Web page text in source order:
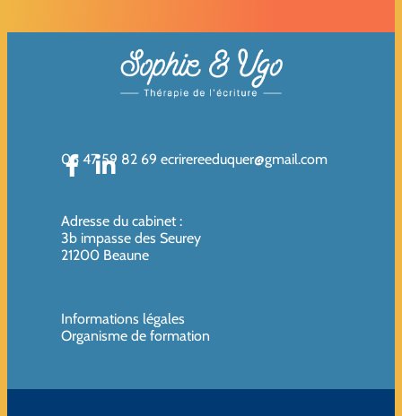
06 47 59 82 69 ecrirereeduquer@gmail.com
Adresse du cabinet :
3b impasse des Seurey
21200 Beaune
Informations légales
Organisme de formation